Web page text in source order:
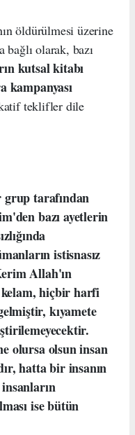
öldürülmesi üzerine
bağlı olarak, bazı
kutsal kitabı
teklifler dile
tarafından
bazı ayetlerin
istisnasız
Allah'ın
hiçbir harfi
kıyamete
olursa olsun insan
hatta bir insanın
ise bütün